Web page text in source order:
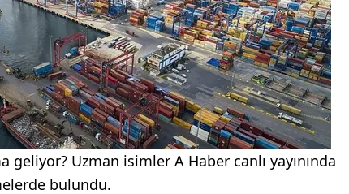
Uzman isimler A Haber canlı yayınında
bulundu.